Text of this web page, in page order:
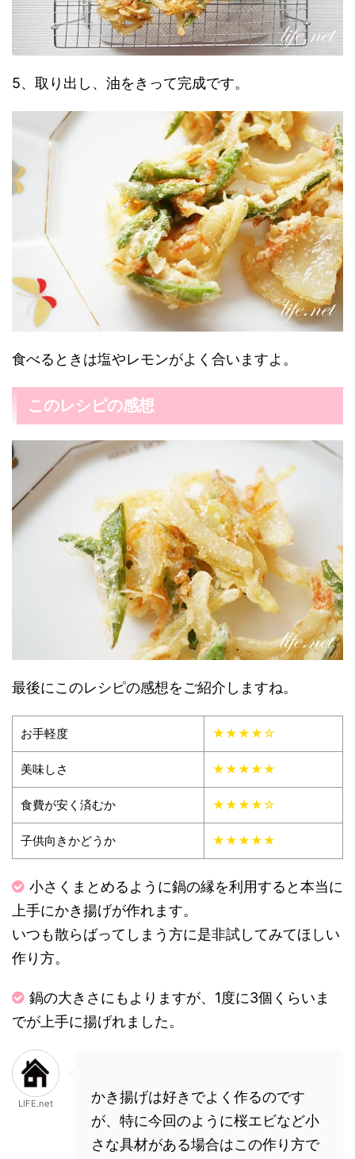
5、取り出し、油をきって完成です。
食べるときは塩やレモンがよく合いますよ。
このレシピの感想
最後にこのレシピの感想をご紹介しますね。
お手軽度 ★★★★☆
美味しさ ★★★★★
食費が安く済むか ★★★★☆
子供向きかどうか ★★★★★
小さくまとめるように鍋の縁を利用すると本当に
上手にかき揚げが作れます。
いつも散らばってしまう方に是非試してみてほしい
作り方。
鍋の大きさにもよりますが、1度に3個くらいま
でが上手に揚げれました。
LIFE.net
かき揚げは好きでよく作るのです
が、特に今回のように桜エビなど小
さな具材がある場合はこの作り方で